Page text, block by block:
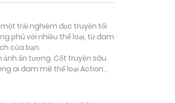
trải nghiệm đọc truyện tối
phú với nhiều thể loại, từ đam
của bạn.
ấn tượng. Cốt truyện sâu
ai đam mê thể loại Action ,